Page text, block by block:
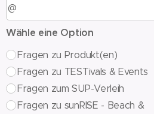
Wähle eine Option
Fragen zu Produkt(en)
Fragen zu TESTivals & Events
Fragen zum SUP-Verleih
Fragen zu sunRISE - Beach &